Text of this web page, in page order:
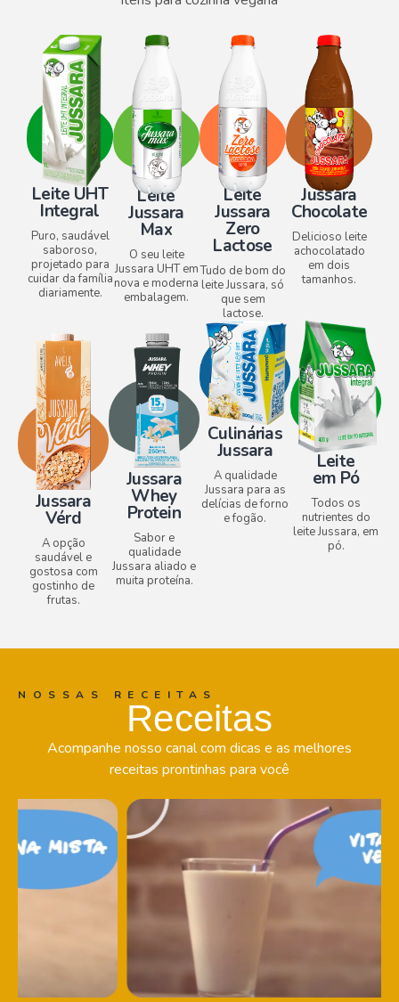
Leite UHT
Integral
Puro, saudável
saboroso,
projetado para
cuidar da família
diariamente.
Leite
Jussara
Max
O seu leite
Jussara UHT em
nova e moderna
embalagem.
Leite
Jussara
Zero
Lactose​
Tudo de bom do
leite Jussara, só
que sem
lactose.
Jussara
Chocolate
Delicioso leite
achocolatado
em dois
tamanhos.
Jussara
Vérd
A opção
saudável e
gostosa com
gostinho de
frutas.
Jussara
Whey
Protein
Sabor e
qualidade
Jussara aliado e
muita proteína.
Culinárias
Jussara
A qualidade
Jussara para as
delícias de forno
e fogão.
Leite
em Pó
Todos os
nutrientes do
leite Jussara, em
pó.
NOSSAS RECEITAS
Receitas
Acompanhe nosso canal com dicas e as melhores
receitas prontinhas para você